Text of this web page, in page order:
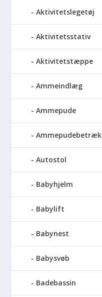
Aktivitetslegetøj
Aktivitetsstativ
Aktivitetstæppe
Ammeindlæg
Ammepude
Ammepudebetræk
Autostol
Babyhjelm
Babylift
Babynest
Babysvøb
Badebassin